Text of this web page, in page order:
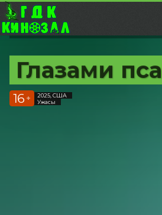
Глазами пса
16 +
2025, США
Ужасы